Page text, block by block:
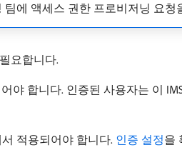
팀에 액세스 권한 프로비저닝 요청
요합니다.
야 합니다. 인증된 사용자는 이
적용되어야 합니다. 인증 설정을